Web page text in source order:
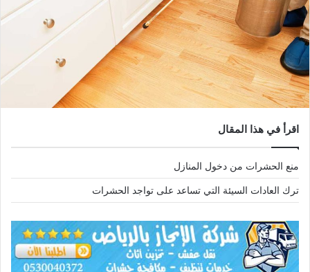
اقرأ في هذا المقال
منع الحشرات من دخول المنازل
ترك العادات السيئة التي تساعد على تواجد الحشرات